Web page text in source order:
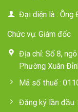
Đại diện là : Ông
Chức vụ: Giám đốc
Địa chỉ: Số 8,
Phường Xuân
Mã số thuế :
Đăng ký lần